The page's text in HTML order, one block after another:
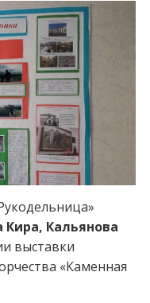
Кира, Кальянова
выставки
«Каменная